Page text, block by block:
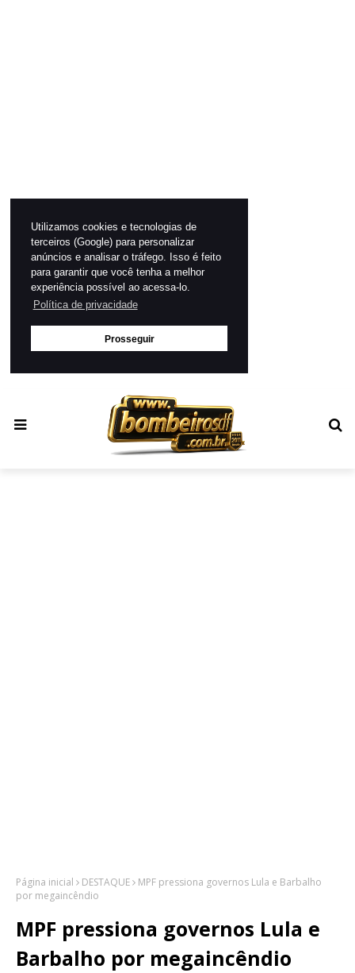
Utilizamos cookies e tecnologias de
terceiros (Google) para personalizar
anúncios e analisar o tráfego. Isso é feito
para garantir que você tenha a melhor
experiência possível ao acessa-lo.
Política de privacidade
Prosseguir
Página inicial DESTAQUE
MPF pressiona governos Lula e Barbalho
por megaincêndio
MPF pressiona governos Lula e
Barbalho por megaincêndio